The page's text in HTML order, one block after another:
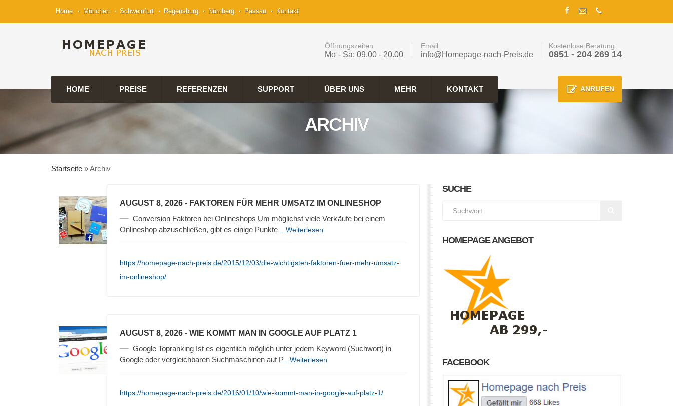
Home München Schweinfurt Regensburg Nürnberg Passau Kontakt
Öffnungszeiten
Mo - Sa: 09.00 - 20.00
Email
info@Homepage-nach-Preis.de
Kostenlose Beratung
0851 - 204 269 14
HOME PREISE REFERENZEN SUPPORT ÜBER UNS MEHR KONTAKT ANRUFEN
ARCHIV
Startseite »Archiv
AUGUST 8, 2026 - FAKTOREN FÜR MEHR UMSATZ IM ONLINESHOP
Conversion Faktoren bei Onlineshops Um möglichst viele Verkäufe bei einem
Onlineshop abzuschließen, gibt es einige Punkte
...Weiterlesen
https://homepage-nach-preis.de/2015/12/03/die-wichtigsten-faktoren-fuer-mehr-umsatz-
im-onlineshop/
AUGUST 8, 2026 - WIE KOMMT MAN IN GOOGLE AUF PLATZ 1
Google Topranking Ist es eigentlich möglich unter jedem Keyword (Suchwort) in
Google oder vergleichbaren Suchmaschinen auf P ...Weiterlesen
https://homepage-nach-preis.de/2016/01/10/wie-kommt-man-in-google-auf-platz-1/
SUCHE
HOMEPAGE ANGEBOT
FACEBOOK